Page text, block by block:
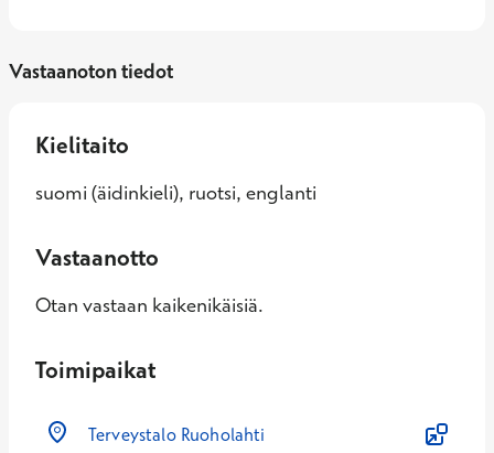
Vastaanoton tiedot
Kielitaito
suomi (äidinkieli), ruotsi, englanti
Vastaanotto
Otan vastaan kaikenikäisiä.
Toimipaikat
Terveystalo Ruoholahti